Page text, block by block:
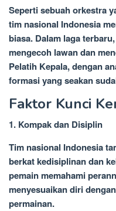
Seperti sebuah orkestra
tim nasional Indonesia
biasa. Dalam laga
mengecoh lawan dan
Pelatih Kepala, dengan
formasi yang seakan
Faktor Kunci
1. Kompak dan Disiplin
Tim nasional Indonesia
berkat kedisiplinan dan
pemain memahami
menyesuaikan diri
permainan.